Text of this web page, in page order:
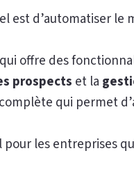
est d’automatiser
offre des
prospects et la
qui permet
pour les entreprises